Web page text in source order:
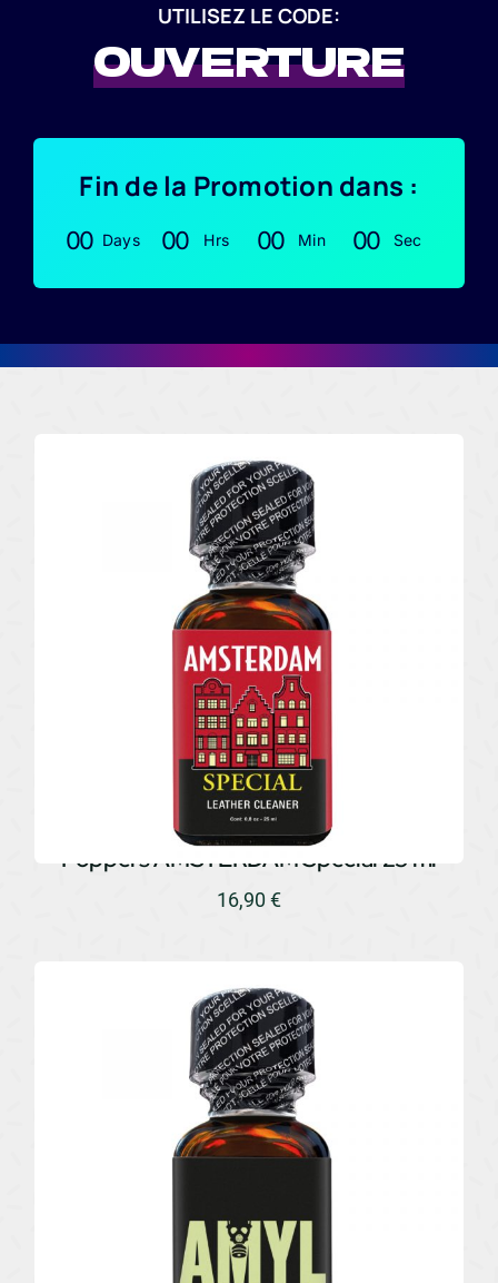
UTILISEZ LE CODE:
OUVERTURE
Fin de la Promotion dans :
00 Days 00 Hrs 00 Min 00 Sec
Poppers AMSTERDAM Special 25 ml
16,90 €